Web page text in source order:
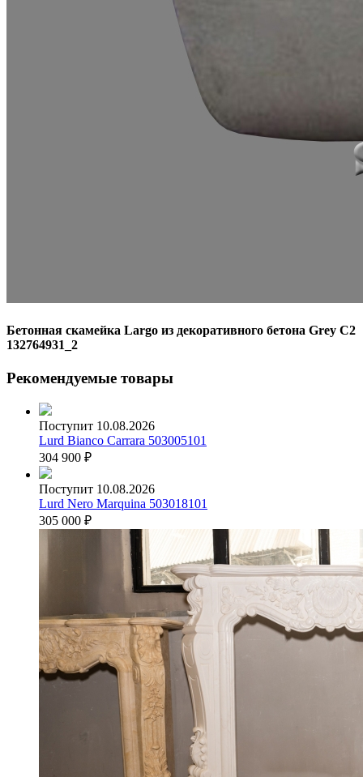
Бетонная скамейка Largo из декоративного бетона Grey C2
132764931_2
Рекомендуемые товары
Поступит 10.08.2026
Lurd Bianco Carrara 503005101
304 900 ₽
Поступит 10.08.2026
Lurd Nero Marquina 503018101
305 000 ₽